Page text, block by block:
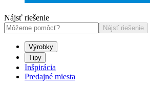
Nájsť riešenie
Nájsť riešenie
Výrobky
Tipy
Inšpirácia
Predajné miesta